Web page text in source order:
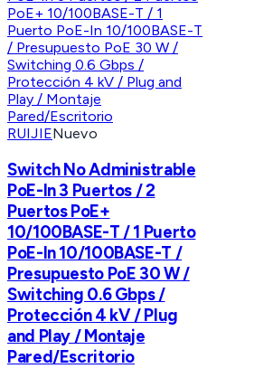
RUIJIENuevo
Switch No Administrable
PoE-In 3 Puertos / 2
Puertos PoE+
10/100BASE-T / 1 Puerto
PoE-In 10/100BASE-T /
Presupuesto PoE 30 W /
Switching 0.6 Gbps /
Protección 4 kV / Plug
and Play / Montaje
Pared/Escritorio